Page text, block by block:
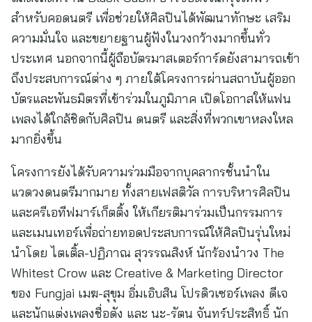
สำหรับคอดนตรี เพื่อช่วยให้ศิลปินได้พัฒนาทักษะ เสริม
ความมั่นใจ และขยายฐานผู้ฟังในวงกว้างมากขึ้นทั่ว
ประเทศ นอกจากนี้ผู้ถือบัตรมาสเตอร์การ์ดยังสามารถเข้า
ถึงประสบการณ์ต่าง ๆ ภายใต้โครงการผ่านสถาบันผู้ออก
บัตรและพันธมิตรที่เข้าร่วมในภูมิภาค เปิดโอกาสให้แฟน
เพลงได้ใกล้ชิดกับศิลปิน ดนตรี และสิ่งที่พวกเขาหลงใหล
มากยิ่งขึ้น
โครงการยังได้รับความร่วมมือจากบุคลากรชั้นนำใน
แวดวงดนตรีมากมาย ทั้งสายเฟสติวัล การบริหารศิลปิน
และครีเอทีฟมาร์เก็ตติ้ง ให้เกียรติมาร่วมเป็นกรรมการ
และเมนเทอร์เพื่อถ่ายทอดประสบการณ์ให้ศิลปินรุ่นใหม่
นำโดย ไตเติ้ล-ปฏิภาณ สุวรรณสิงห์ นักร้องนำวง The
Whitest Crow และ Creative & Marketing Director
ของ Fungjai เมฆ-สุขุม อิ่มเอิบสิน โปรดิวเซอร์เพลง ดีเจ
และนักแต่งเพลงชื่อดัง และ นะ-รัตน จันทร์ประสิทธิ์ นัก